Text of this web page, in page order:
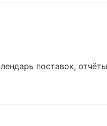
поставок,